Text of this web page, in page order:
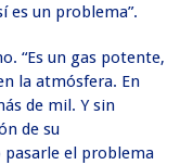
es un problema”.
“Es un gas potente,
la atmósfera. En
de mil. Y sin
de su
pasarle el problema